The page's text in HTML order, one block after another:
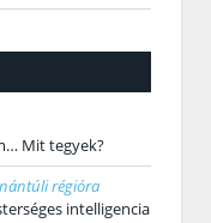
Mit tegyek?
régióra
intelligencia